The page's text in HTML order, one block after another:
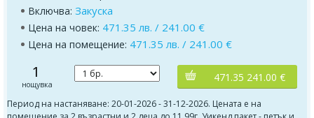
Включва: Закуска
Цена на човек: 471.35 лв. / 241.00 €
Цена на помещение: 471.35 лв. / 241.00 €
1
нощувка
471.35 241.00 €
Период на настаняване: 20-01-2026 - 31-12-2026. Цената е на